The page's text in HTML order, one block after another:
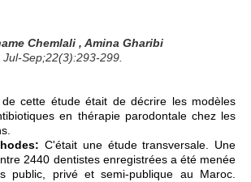
Chemlali , Amina Gharibi
Sep;22(3):293-299.
cette étude était de décrire les modèles
en thérapie parodontale chez les
C'était une étude transversale. Une
2440 dentistes enregistrées a été menée
public, privé et semi-publique au Maroc.